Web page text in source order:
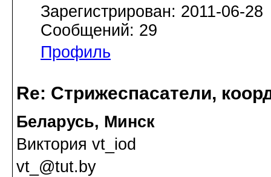
Зарегистрирован: 2011-06-28
Сообщений: 29
Профиль
Re: Стрижеспасатели,
Беларусь, Минск
Виктория vt_iod
vt_@tut.by